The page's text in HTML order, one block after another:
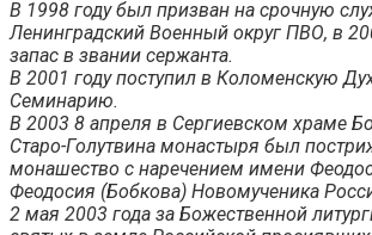
В 1998 году был призван на срочную
Ленинградский Военный округ ПВО, в
запас в звании сержанта.
В 2001 году поступил в Коломенскую
Семинарию.
В 2003 8 апреля в Сергиевском храме
Старо-Голутвина монастыря был
монашество с наречением имени
Феодосия (Бобкова) Новомученика
2 мая 2003 года за Божественной